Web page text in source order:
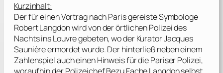
Kurzinhalt:
Der für einen Vortrag nach Paris gereiste Symbologe
Robert Langdon wird von der örtlichen Polizei des
Nachts ins Louvre gebeten, wo der Kurator Jacques
Saunière ermordet wurde. Der hinterließ neben einem
Zahlenspiel auch einen Hinweis für die Pariser Polizei,